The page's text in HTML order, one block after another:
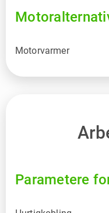
Motorvarmer
Parametere